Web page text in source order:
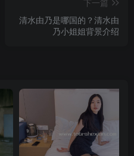
清水由乃是哪国的？清水由
乃小姐姐背景介绍